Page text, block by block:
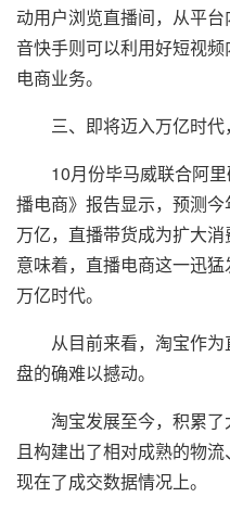
动用户浏览直播间，从平
音快手则可以利用好短视
电商业务。
三、即将迈入万亿时代
10月份毕马威联合阿里
播电商》报告显示，预测
万亿，直播带货成为扩大
意味着，直播电商这一迅
万亿时代。
从目前来看，淘宝作为
盘的确难以撼动。
淘宝发展至今，积累了
且构建出了相对成熟的物
现在了成交数据情况上。